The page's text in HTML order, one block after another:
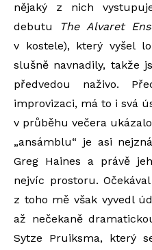
nějaký z nich
debutu
The Alvaret
v kostele), který vyšel
slušně navnadily, takže
předvedou naživo.
improvizaci, má to i svá
v průběhu večera
„ansámblu“ je asi
Greg Haines a právě
nejvíc prostoru.
z toho mě však vyvedl
až nečekaně
Sytze Pruiksma, který